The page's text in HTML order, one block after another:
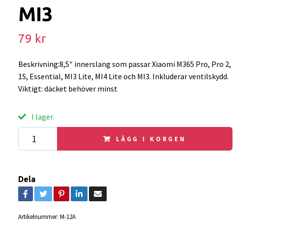
MI3
79 kr
Beskrivning:8,5″ innerslang som passar Xiaomi M365 Pro, Pro 2,
1S, Essential, MI3 Lite, MI4 Lite och MI3. Inkluderar ventilskydd.
Viktigt: däcket behöver minst
I lager.
LÄGG I KORGEN
Dela
Artikelnummer: M-12A